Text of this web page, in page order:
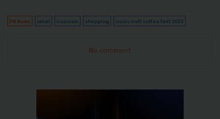
PR News retail iconsiam shopping iconic craft coffee fest 2023
No comment